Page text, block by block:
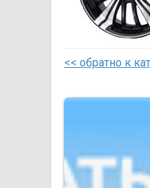
<< обратно к